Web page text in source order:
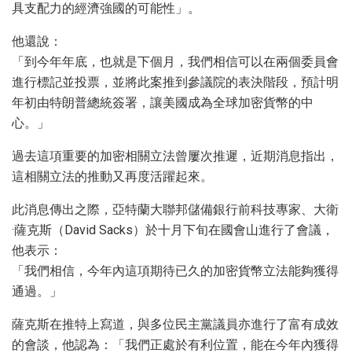
具支配力的經濟強國的可能性」。
他還說：
「到今年年底，也就是下個月，我們相信可以在兩個委員會
進行標記並投票，並將此案推到參議院的表決階段，預計明
年初由特朗普總統簽署，讓美國成為全球加密貨幣的中
心。」
過去這項重要的加密相關立法曾屢次推遲，近期消息指出，
這相關立法的推動又再度活躍起來。
此消息傳出之際，亞特蘭大聯邦儲備銀行前科技專家、大衛
·薩克斯（David Sacks）於十月下旬在國會山進行了會議，
他表示：
「我們相信，今年內這項期待已久的加密貨幣立法能夠獲得
通過。」
薩克斯在推特上寫道，與多位民主黨議員亦進行了富有成效
的會談，他認為：「我們正處於有利位置，能在今年內獲得